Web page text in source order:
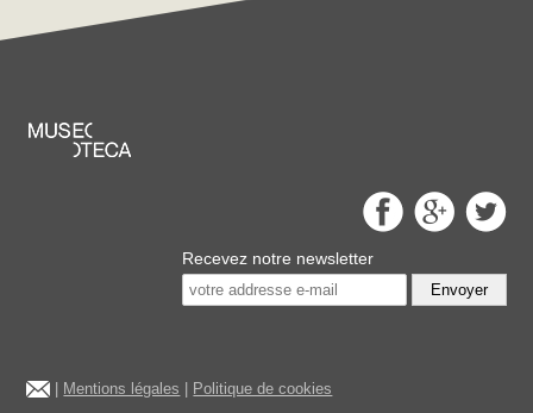
Recevez notre newsletter
Envoyer
Mentions légales Politique de cookies